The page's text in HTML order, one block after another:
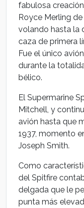
fabulosa
Royce Merling
volando hasta la
caza de primera
Fue el único
durante la
bélico.
El Supermarine
Mitchell, y
avión hasta que
1937, momento
Joseph Smith.
Como
del Spitfire
delgada que le
punta más